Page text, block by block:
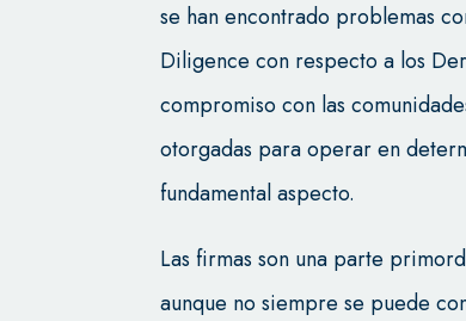
se han encontrado problemas
Diligence con respecto a los
compromiso con las
otorgadas para operar en
fundamental aspecto.
Las firmas son una parte
aunque no siempre se puede